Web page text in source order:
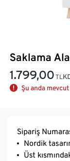
Saklama
1.799,00 TL
Şu anda
Sipariş
Nordik
Üst